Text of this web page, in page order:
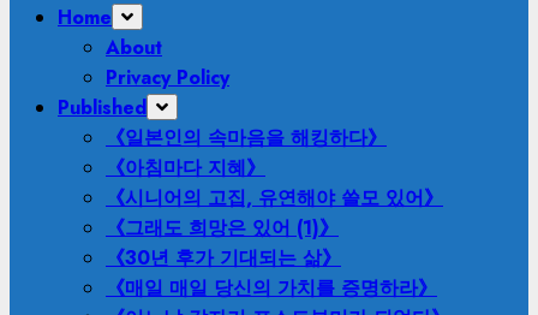
PrimaryHome
About
Privacy Policy
Published
《일본인의 속마음을 해킹하다》
《아침마다 지혜》
《시니어의 고집, 유연해야 쓸모 있어》
《그래도 희망은 있어 (1)》
《30년 후가 기대되는 삶》
《매일 매일 당신의 가치를 증명하라》